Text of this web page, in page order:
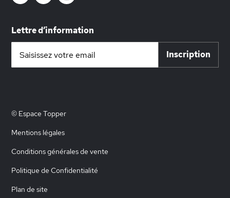
Lettre d’information
notre
Inscription
© Espace Topper
Mentions légales
Conditions générales de vente
Politique de Confidentialité
Plan de site